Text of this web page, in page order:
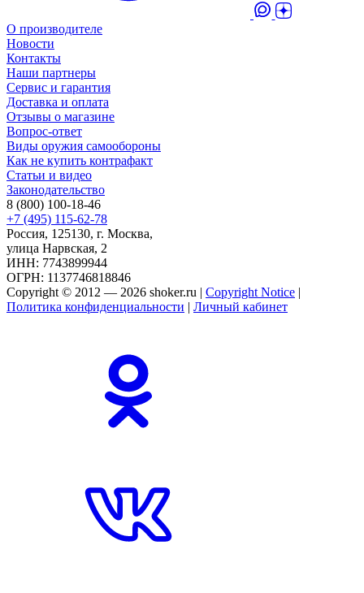
О производителе
Новости
Контакты
Наши партнеры
Сервис и гарантия
Доставка и оплата
Отзывы о магазине
Вопрос-ответ
Виды оружия самообороны
Как не купить контрафакт
Статьи и видео
Законодательство
8 (800) 100-18-46
+7 (495) 115-62-78
Россия, 125130, г. Москва,
улица Нарвская, 2
ИНН: 7743899944
ОГРН: 1137746818846
Copyright © 2012 — 2026 shoker.ru | Copyright Notice |
Политика конфиденциальности | Личный кабинет